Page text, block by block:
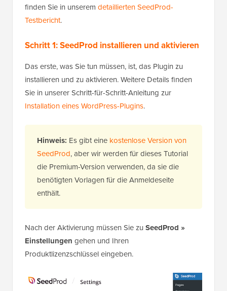
finden Sie in unserem detaillierten SeedProd-
Testbericht.
Schritt 1: SeedProd installieren und aktivieren
Das erste, was Sie tun müssen, ist, das Plugin zu
installieren und zu aktivieren. Weitere Details finden
Sie in unserer Schritt-für-Schritt-Anleitung zur
Installation eines WordPress-Plugins.
Hinweis: Es gibt eine kostenlose Version von
SeedProd, aber wir werden für dieses Tutorial
die Premium-Version verwenden, da sie die
benötigten Vorlagen für die Anmeldeseite
enthält.
Nach der Aktivierung müssen Sie zu SeedProd »
Einstellungen gehen und Ihren
Produktlizenzschlüssel eingeben.